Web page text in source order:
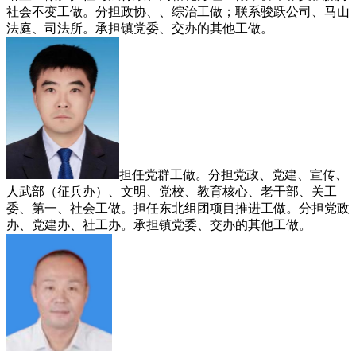
社会不变工做。分担政协、、综治工做；联系骏跃公司、马山
法庭、司法所。承担镇党委、交办的其他工做。
担任党群工做。分担党政、党建、宣传、
人武部（征兵办）、文明、党校、教育核心、老干部、关工
委、第一、社会工做。担任东北组团项目推进工做。分担党政
办、党建办、社工办。承担镇党委、交办的其他工做。